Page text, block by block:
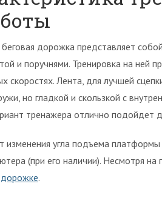
дорожка представляет
и поручнями. Тренировка на ней
скоростях. Лента, для лучшей
но гладкой и скользкой с
тренажера отлично подойдет
изменения угла подъема
(при его наличии). Несмотря на
дорожке.